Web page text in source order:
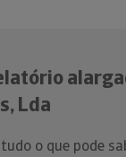
Lda
o que pode